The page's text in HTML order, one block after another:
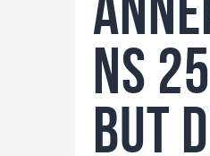
ns
but